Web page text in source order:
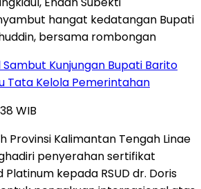
Kunjungan Bupati Barito
Tata Kelola Pemerintahan
WIB